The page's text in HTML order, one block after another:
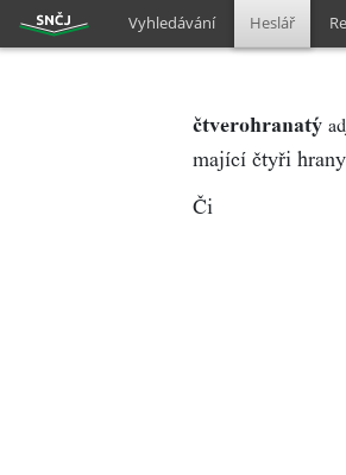
Vyhledávání Heslář
čtverohranatý
mající čtyři
Či